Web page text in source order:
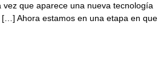
que aparece una nueva tecnología
Ahora estamos en una etapa en que